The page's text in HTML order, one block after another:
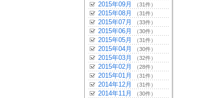
2015年09月 （31件）
2015年08月 （31件）
2015年07月 （33件）
2015年06月 （30件）
2015年05月 （31件）
2015年04月 （30件）
2015年03月 （32件）
2015年02月 （28件）
2015年01月 （31件）
2014年12月 （31件）
2014年11月 （30件）